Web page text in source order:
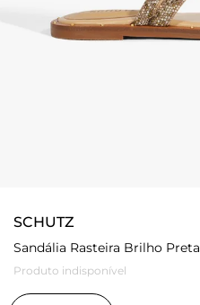
SCHUTZ
Sandália Rasteira Brilho Preta
Produto indisponível